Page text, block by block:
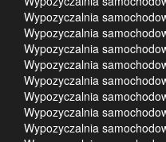
Wypozyczalnia
Wypozyczalnia
Wypozyczalnia
Wypozyczalnia
Wypozyczalnia
Wypozyczalnia
Wypozyczalnia
Wypozyczalnia